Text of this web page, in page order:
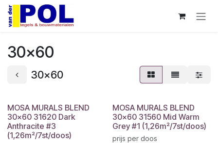
Overslaan naar inhoud
30x60
30x60
MOSA MURALS BLEND
30x60 31620 Dark
Anthracite #3
(1,26m²/7st/doos)
MOSA MURALS BLEND
30x60 31560 Mid Warm
Grey #1 (1,26m²/7st/doos)
prijs per doos